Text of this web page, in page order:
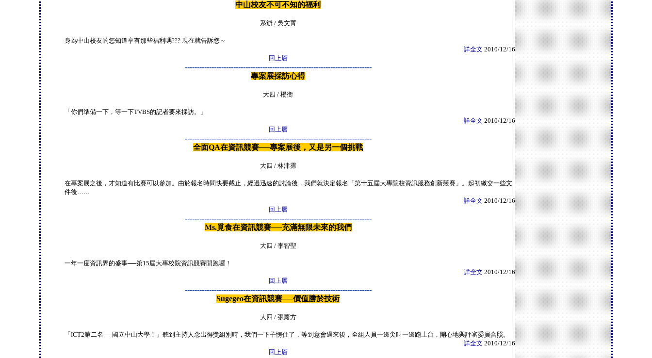
中山校友不可不知的福利
系辦 / 吳文菁
身為中山校友的您知道享有那些福利嗎??? 現在就告訴您～
詳全文 2010/12/16
回上層
-----------------------------------------------------------------------------
專案展採訪心得
大四 / 楊衡
「你們準備一下，等一下TVBS的記者要來採訪。」
詳全文 2010/12/16
回上層
-----------------------------------------------------------------------------
全面QA在資訊競賽──專案展後，又是另一個挑戰
大四 / 林津霈
在專案展之後，才知道有比賽可以參加。由於報名時間快要截止，經過迅速的討論後，我們就決定報名「第十五屆大專院校資訊服務創新競賽」。起初繳交一些文
件後……
詳全文 2010/12/16
回上層
-----------------------------------------------------------------------------
Ms.覓食在資訊競賽──充滿無限未來的我們
大四 / 李智聖
一年一度資訊界的盛事──第15屆大專校院資訊競賽開跑囉！
詳全文 2010/12/16
回上層
-----------------------------------------------------------------------------
Sugegeo在資訊競賽──價值勝於技術
大四 / 張薰方
「ICT2第二名──國立中山大學！」聽到主持人念出得獎組別時，我們一下子愣住了，等到意會過來後，全組人員一邊尖叫一邊跑上台，開心地與評審委員合照。
詳全文 2010/12/16
回上層